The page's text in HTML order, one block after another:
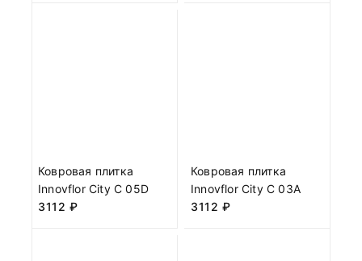
Ковровая плитка
Innovflor City C 05D
3112 ₽
Ковровая плитка
Innovflor City C 03A
3112 ₽